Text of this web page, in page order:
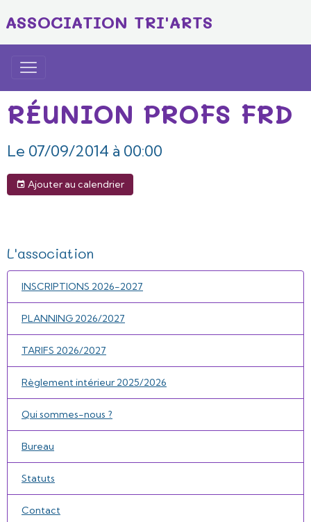
ASSOCIATION TRI'ARTS
RÉUNION PROFS FRD
Le 07/09/2014 à 00:00
Ajouter au calendrier
L'association
INSCRIPTIONS 2026-2027
PLANNING 2026/2027
TARIFS 2026/2027
Règlement intérieur 2025/2026
Qui sommes-nous ?
Bureau
Statuts
Contact